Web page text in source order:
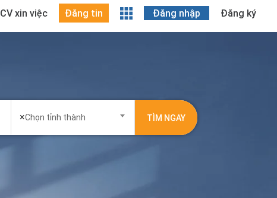
CV xin việc Đăng tin Đăng nhập Đăng ký
×Chọn tỉnh thành TÌM NGAY